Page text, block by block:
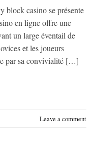
block casino se présente
en ligne offre une
un large éventail de
et les joueurs
par sa convivialité […]
Leave a comment